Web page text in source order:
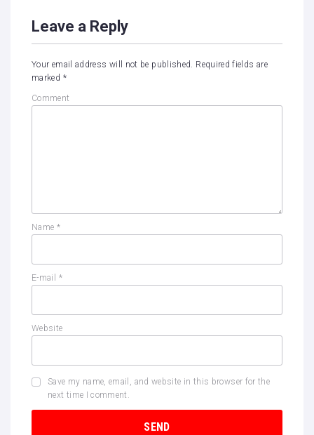
Leave a Reply
Your email address will not be published.
Required fields are
marked *
Comment
Name *
E-mail *
Website
Save my name, email, and website in this browser for the
next time I comment.